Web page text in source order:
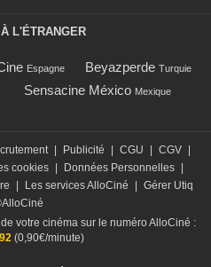
L'ÉTRANGER
Espagne Beyazperde Turquie
Sensacine México Mexique
Publicité CGU CGV
cookies Données Personnelles
Les services AlloCiné
Gérer Utiq
votre cinéma sur le numéro AlloCiné :
(0,90€/minute)